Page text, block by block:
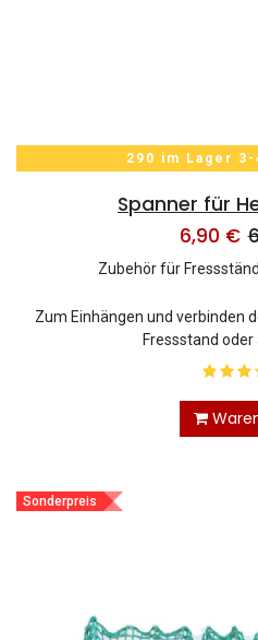
290 im Lager
Spanner für
6,90 €
Zubehör für
Zum Einhängen und verbinden
Fressstand oder
Sonderpreis